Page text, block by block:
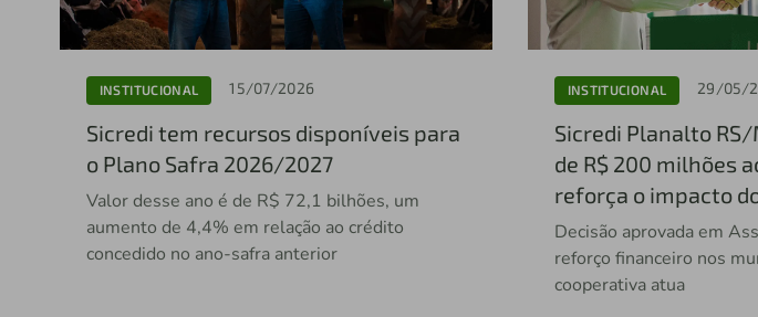
INSTITUCIONAL 15/07/2026
Sicredi tem recursos disponíveis para
o Plano Safra 2026/2027
Valor desse ano é de R$ 72,1 bilhões, um
aumento de 4,4% em relação ao crédito
concedido no ano-safra anterior
INSTITUCIONAL 29/05/
Sicredi Planalto
de R$ 200 milhões
reforça o impacto
Decisão aprovada em
reforço financeiro nos
cooperativa atua